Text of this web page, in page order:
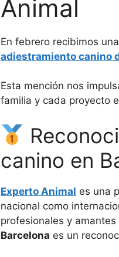
Animal
En febrero recibimos
adiestramiento canino
Esta mención nos
familia y cada proyecto
canino en
Experto Animal es una
nacional como
profesionales y
Barcelona es un